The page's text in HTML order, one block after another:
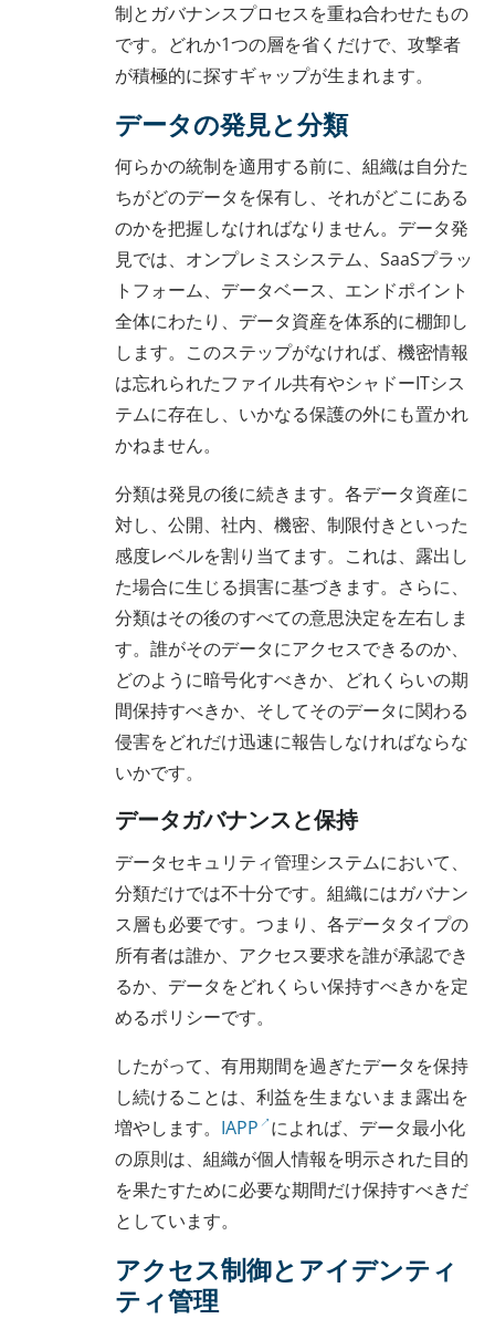
制とガバナンスプロセスを重ね合わせたもの
です。どれか1つの層を省くだけで、攻撃者
が積極的に探すギャップが生まれます。
データの発見と分類
何らかの統制を適用する前に、組織は自分た
ちがどのデータを保有し、それがどこにある
のかを把握しなければなりません。データ発
見では、オンプレミスシステム、SaaSプラッ
トフォーム、データベース、エンドポイント
全体にわたり、データ資産を体系的に棚卸し
します。このステップがなければ、機密情報
は忘れられたファイル共有やシャドーITシス
テムに存在し、いかなる保護の外にも置かれ
かねません。
分類は発見の後に続きます。各データ資産に
対し、公開、社内、機密、制限付きといった
感度レベルを割り当てます。これは、露出し
た場合に生じる損害に基づきます。さらに、
分類はその後のすべての意思決定を左右しま
す。誰がそのデータにアクセスできるのか、
どのように暗号化すべきか、どれくらいの期
間保持すべきか、そしてそのデータに関わる
侵害をどれだけ迅速に報告しなければならな
いかです。
データガバナンスと保持
データセキュリティ管理システムにおいて、
分類だけでは不十分です。組織にはガバナン
ス層も必要です。つまり、各データタイプの
所有者は誰か、アクセス要求を誰が承認でき
るか、データをどれくらい保持すべきかを定
めるポリシーです。
したがって、有用期間を過ぎたデータを保持
し続けることは、利益を生まないまま露出を
増やします。 IAPP によれば、データ最小化
の原則は、組織が個人情報を明示された目的
を果たすために必要な期間だけ保持すべきだ
としています。
アクセス制御とアイデンティ
ティ管理